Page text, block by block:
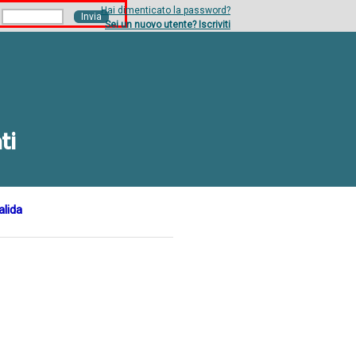
Hai dimenticato la password?
Sei un nuovo utente? Iscriviti